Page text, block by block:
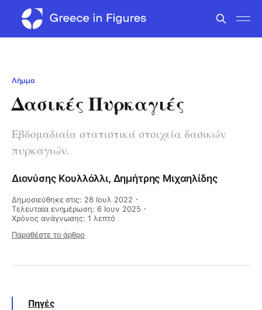
Λήμμα
Δασικές Πυρκαγιές
Εβδομαδιαία στατιστικά στοιχεία δασικών
πυρκαγιών.
Διονύσης Κουλλόλλι, Δημήτρης Μιχαηλίδης
Δημοσιεύθηκε στις: 28 Ιουλ 2022
Τελευταία ενημέρωση: 6 Ιουν 2025
Χρόνος ανάγνωσης: 1 λεπτό
Παραθέστε το άρθρο
Πηγές